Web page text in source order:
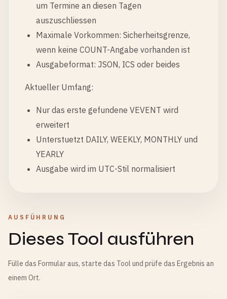
um Termine an diesen Tagen
auszuschliessen
Maximale Vorkommen: Sicherheitsgrenze,
wenn keine COUNT-Angabe vorhanden ist
Ausgabeformat: JSON, ICS oder beides
Aktueller Umfang:
Nur das erste gefundene VEVENT wird
erweitert
Unterstuetzt DAILY, WEEKLY, MONTHLY und
YEARLY
Ausgabe wird im UTC-Stil normalisiert
AUSFÜHRUNG
Dieses Tool ausführen
Fülle das Formular aus, starte das Tool und prüfe das Ergebnis an
einem Ort.